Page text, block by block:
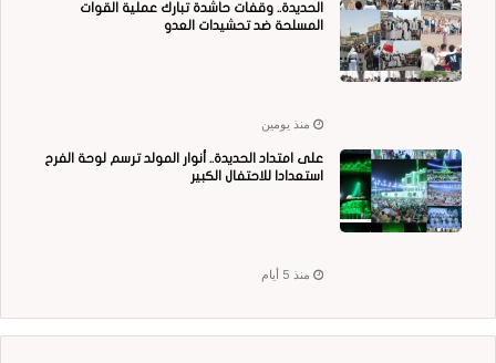
الحديدة.. وقفات حاشدة تبارك عملية القوات
المسلحة ضد تحشيدات العدو
منذ يومين
على امتداد الحديدة.. أنوار المولد ترسم لوحة الفرح
استعدادا للاحتفال الكبير
منذ 5 أيام